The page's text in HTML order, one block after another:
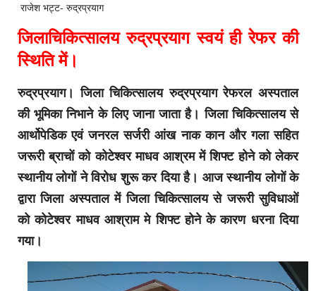
राजेश भट्ट- रुद्रप्रयाग
जिलाचिकित्सालय रुद्रप्रयाग स्वयं ही रेफर की
स्थिति में।
रुद्रप्रयाग। जिला चिकित्सालय रुद्रप्रयाग रेफरल अस्पताल
की भूमिका निभाने के लिए जाना जाता है। जिला चिकित्सालय से
आर्थोपेडिक एवं जनरल सर्जरी आंख नाक कान और गला सहित
जरूरी ब्राचों को कोटेश्वर माधव आश्रम में शिफ्ट होने को लेकर
स्थानीय लोगों ने विरोध शुरू कर दिया है। आज स्थानीय लोगों के
द्वारा जिला अस्पताल में जिला चिकित्सालय से जरूरी सुविधाओं
को कोटेश्वर माधव आश्राम मे शिफ्ट होने के कारण धरना दिया
गया।